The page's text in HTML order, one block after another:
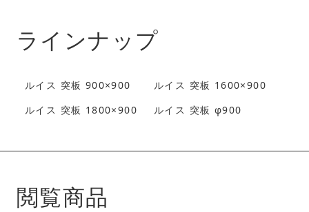
ラインナップ
ルイス 突板 900×900
ルイス 突板 1600×900
ルイス 突板 1800×900
ルイス 突板 φ900
閲覧商品